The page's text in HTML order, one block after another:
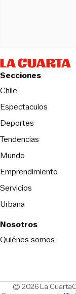
Secciones
Chile
Espectaculos
Deportes
Tendencias
Mundo
Emprendimiento
Servicios
Urbana
Nosotros
Quiénes somos
© 2026 La Cuarta